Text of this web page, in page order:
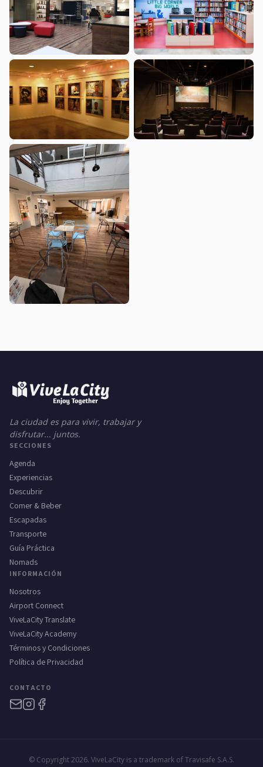
La ciudad es para vivir, trabajar y
disfrutar... juntos.
SECCIONES
Agenda
Experiencias
Descubrir
Comer & Beber
Escapadas
Transporte
Guía Práctica
Nomads
INFORMACIÓN
Nosotros
Airport Connect
ViveLaCity Translate
ViveLaCity Academy
Términos y Condiciones
Política de Privacidad
CONTACTO
© Copyright 2026. ViveLaCity is a trademark of Travisafe S.A.S.